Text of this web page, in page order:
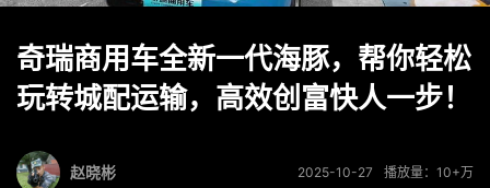
奇瑞商用车全新一代海豚，帮你轻松
玩转城配运输，高效创富快人一步！
播放量：10+万
2025-10-27
赵晓彬